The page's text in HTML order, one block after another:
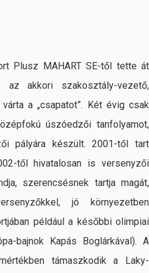
Plusz MAHART SE-től tette át
akkori szakosztály-vezető,
a „csapatot”. Két évig csak
úszóedzői tanfolyamot,
pályára készült. 2001-től tart
től hivatalosan is versenyzői
szerencsésnek tartja magát,
jó környezetben
például a későbbi olimpiai
bajnok Kapás Boglárkával). A
támaszkodik a Laky-